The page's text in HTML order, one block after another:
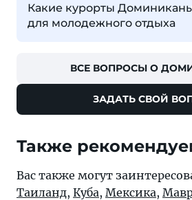
Какие курорты
для молодежного отдыха
ВСЕ ВОПРОСЫ О
ЗАДАТЬ СВОЙ
Также
Вас также могут
Таиланд, Куба, Мексика,